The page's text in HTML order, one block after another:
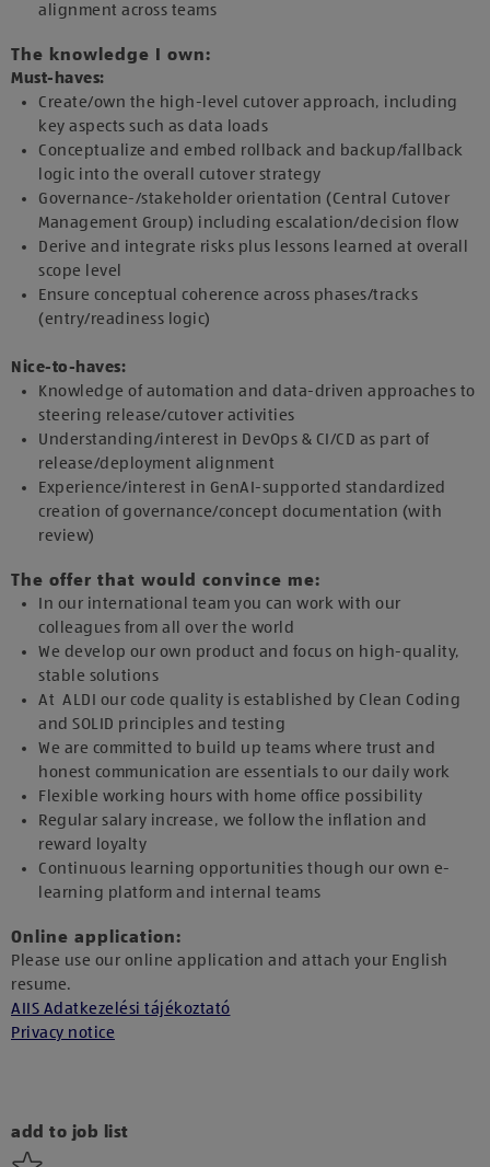
alignment across teams
The knowledge I own:
Must-haves​:
Create/own the high-level cutover approach, including
key aspects such as data loads​
Conceptualize and embed rollback and backup/fallback
logic into the overall cutover strategy​
Governance-/stakeholder orientation (Central Cutover
Management Group) including escalation/decision flow​
Derive and integrate risks plus lessons learned at overall
scope level​
Ensure conceptual coherence across phases/tracks
(entry/readiness logic)​
Nice-to-haves​:
Knowledge of automation and data-driven approaches to
steering release/cutover activities​
Understanding/interest in DevOps & CI/CD as part of
release/deployment alignment​
Experience/interest in GenAI-supported standardized
creation of governance/concept documentation (with
review)
The offer that would convince me:
In our international team you can work with our
colleagues from all over the world
We develop our own product and focus on high-quality,
stable solutions
At ALDI our code quality is established by Clean Coding
and SOLID principles and testing
We are committed to build up teams where trust and
honest communication are essentials to our daily work
Flexible working hours with home office possibility
Regular salary increase, we follow the inflation and
reward loyalty
Continuous learning opportunities though our own e-
learning platform and internal teams
Online application:
Please use our online application and attach your English
resume.
AIIS Adatkezelési tájékoztató
Privacy notice
add to job list